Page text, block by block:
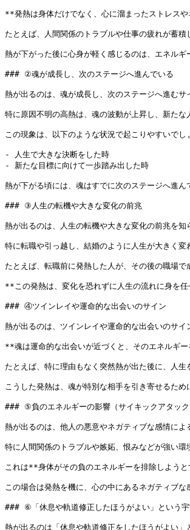
**発熱は身体だけでなく、心に溜まったストレス
たとえば、人間関係のトラブルや仕事の疲れが蓄
熱が下がった後に心身が軽く感じるのは、エネル
### ②魂が成長し、次のステージへ進んでいる
熱が出るのは、魂が成長し、次のステージへ進むサ
特に原因不明の高熱は、魂の波動が上昇し、新た
この現象は、以下のような状況で起こりやすいでし
- 人生で大きな決断をした時
- 新たな目標に向けて一歩踏み出した時
熱が下がる頃には、魂はすでに次のステージへ進ん
### ③人生の転機や大きな変化の前兆
熱が出るのは、人生の転機や大きな変化の前兆を知
特に転職や引っ越し、結婚のように人生が大きく
たとえば、転職前に発熱した人が、その後の職場で
**この発熱は、変化を恐れずに人生の流れに身を
### ④ツインレイや運命的な出会いのサイン
熱が出るのは、ツインレイや運命的な出会いのサ
**魂は運命的な出会いが近づくと、そのエネルギ
たとえば、特に理由もなく突然熱が出た後に、人
こうした発熱は、魂が特別な相手を引き寄せるため
### ⑤負のエネルギーの影響（サイキックアタック
熱が出るのは、他人の悪意やネガティブな感情に
特に人間関係のトラブルや嫉妬、恨みなどが強い環
これは**身体がその負のエネルギーを排除しよう
この場合は発熱を機に、心の中にあるネガティブな
### ⑥「休息や軌道修正したほうがよい」という
熱が出るのは「休息や軌道修正をしたほうがよい